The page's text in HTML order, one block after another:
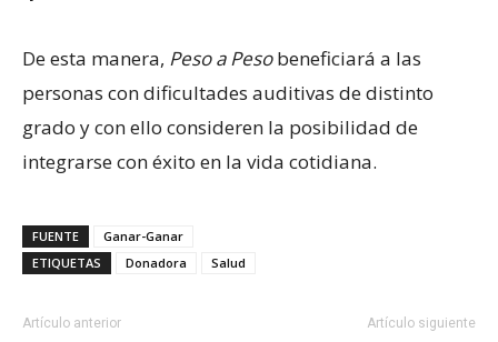
De esta manera, Peso a Pesobeneficiará a las
personas con dificultades auditivas de distinto
grado y con ello consideren la posibilidad de
integrarse con éxito en la vida cotidiana.
FUENTE
Ganar-Ganar
ETIQUETAS
Donadora Salud
Artículo anterior Artículo siguiente